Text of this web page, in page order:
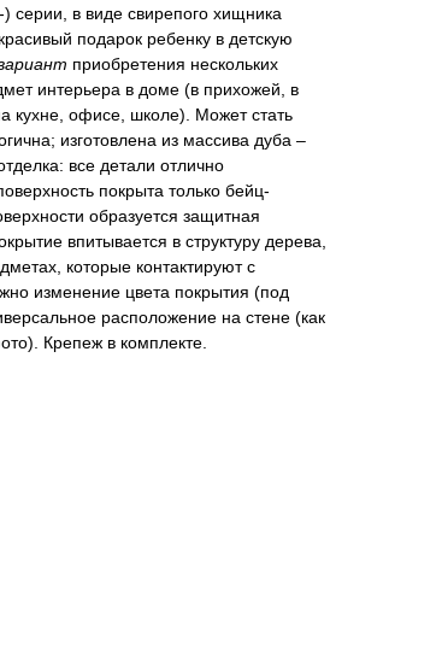
серии, в виде свирепого хищника
подарок ребенку в детскую
приобретения нескольких
интерьера в доме (в прихожей, в
кухне, офисе, школе). Может стать
изготовлена из массива дуба –
все детали отлично
покрыта только бейц-
образуется защитная
впитывается в структуру дерева,
которые контактируют с
изменение цвета покрытия (под
расположение на стене (как
Крепеж в комплекте.